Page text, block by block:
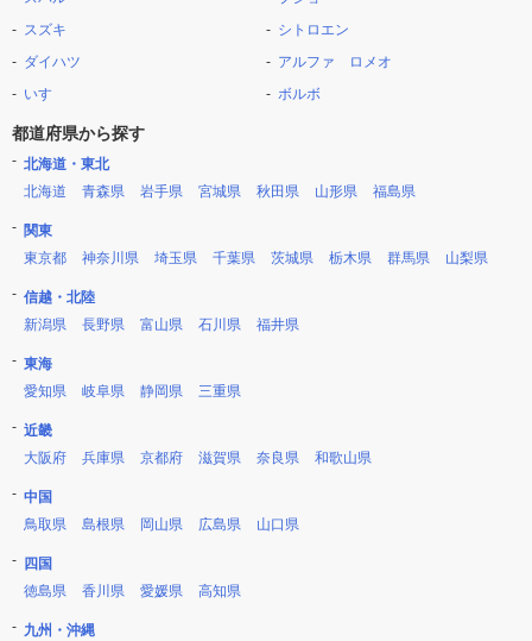
スズキ
ダイハツ
いすゞ
シトロエン
アルファ ロメオ
ボルボ
都道府県から探す
北海道・東北
北海道
青森県 岩手県 宮城県 秋田県 山形県 福島県
関東
東京都
神奈川県 埼玉県 千葉県 茨城県 栃木県 群馬県 山梨県
信越・北陸
新潟県
長野県 富山県 石川県 福井県
東海
愛知県
岐阜県 静岡県 三重県
近畿
大阪府
兵庫県 京都府 滋賀県 奈良県 和歌山県
中国
鳥取県
島根県 岡山県 広島県 山口県
四国
徳島県
香川県 愛媛県 高知県
九州・沖縄